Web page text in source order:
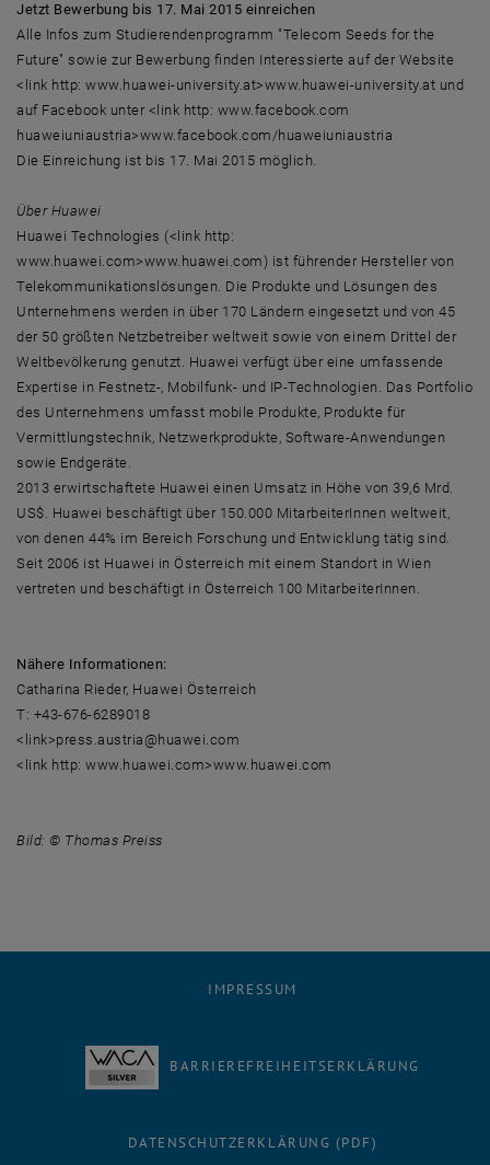
Jetzt Bewerbung bis 17. Mai 2015 einreichen
Alle Infos zum Studierendenprogramm "Telecom Seeds for the
Future" sowie zur Bewerbung finden Interessierte auf der Website
<link http: www.huawei-university.at>www.huawei-university.at und
auf Facebook unter <link http: www.facebook.com
huaweiuniaustria>www.facebook.com/huaweiuniaustria
Die Einreichung ist bis 17. Mai 2015 möglich.
Über Huawei
Huawei Technologies (<link http:
www.huawei.com>www.huawei.com) ist führender Hersteller von
Telekommunikationslösungen. Die Produkte und Lösungen des
Unternehmens werden in über 170 Ländern eingesetzt und von 45
der 50 größten Netzbetreiber weltweit sowie von einem Drittel der
Weltbevölkerung genutzt. Huawei verfügt über eine umfassende
Expertise in Festnetz-, Mobilfunk- und IP-Technologien. Das Portfolio
des Unternehmens umfasst mobile Produkte, Produkte für
Vermittlungstechnik, Netzwerkprodukte, Software-Anwendungen
sowie Endgeräte.
2013 erwirtschaftete Huawei einen Umsatz in Höhe von 39,6 Mrd.
US$. Huawei beschäftigt über 150.000 MitarbeiterInnen weltweit,
von denen 44% im Bereich Forschung und Entwicklung tätig sind.
Seit 2006 ist Huawei in Österreich mit einem Standort in Wien
vertreten und beschäftigt in Österreich 100 MitarbeiterInnen.
Nähere Informationen:
Catharina Rieder, Huawei Österreich
T: +43-676-6289018
<link>press.austria@huawei.com
<link http: www.huawei.com>www.huawei.com
Bild: © Thomas Preiss
IMPRESSUM
BARRIEREFREIHEITSERKLÄRUNG
DATENSCHUTZERKLÄRUNG (PDF)